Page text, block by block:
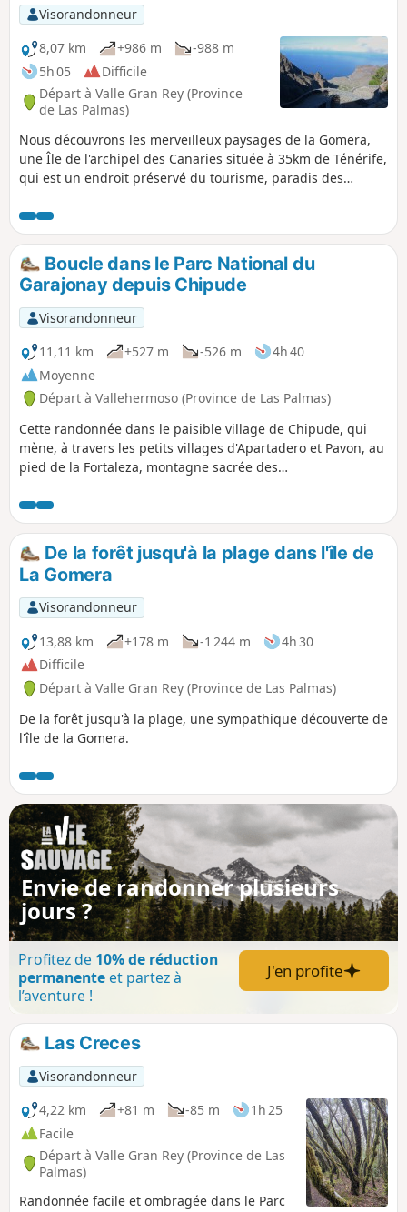
Visorandonneur
8,07 km
+986 m
-988 m
5h 05
Difficile
Départ à Valle Gran Rey (Province
de Las Palmas)
Nous découvrons les merveilleux paysages de la Gomera,
une Île de l'archipel des Canaries située à 35km de Ténérife,
qui est un endroit préservé du tourisme, paradis des
rendre du village de Arure à Taguluche, 800m plus bas. La
descente est raide mais les paysages sont époustouflants.
Paysage très minéral puis une fin de descente dans les
jardins en étage pour finir dans les chemins de lave du
bord de mer.
Boucle dans le Parc National du
Garajonay depuis Chipude
Visorandonneur
11,11 km
+527 m -526 m
4h 40
Moyenne
Départ à Vallehermoso (Province de Las Palmas)
Cette randonnée dans le paisible village de Chipude, qui
mène, à travers les petits villages d'Apartadero et Pavon, au
pied de la Fortaleza, montagne sacrée des
pense que les anciens habitants de l'île chérissaient cette
montagne de par sa forme inhabituelle. C'est un cadeau
des Dieux. En tous cas, par temps clair, on peut la voir
depuis l'île voisine de la Palma !
De la forêt jusqu'à la plage dans l'île de
La Gomera
Visorandonneur
13,88 km
+178 m -1 244 m
4h 30
Difficile
Départ à Valle Gran Rey (Province de Las Palmas)
De la forêt jusqu'à la plage, une sympathique découverte de
l'île de la Gomera.
Envie de randonner plusieurs
jours ?
Profitez de 10% de réduction
permanenteet partez à
l’aventure !
J'en profite
Las Creces
Visorandonneur
4,22 km
+81 m -85 m
1h 25
Facile
Départ à Valle Gran Rey (Province de Las
Palmas)
Randonnée facile et ombragée dans le Parc